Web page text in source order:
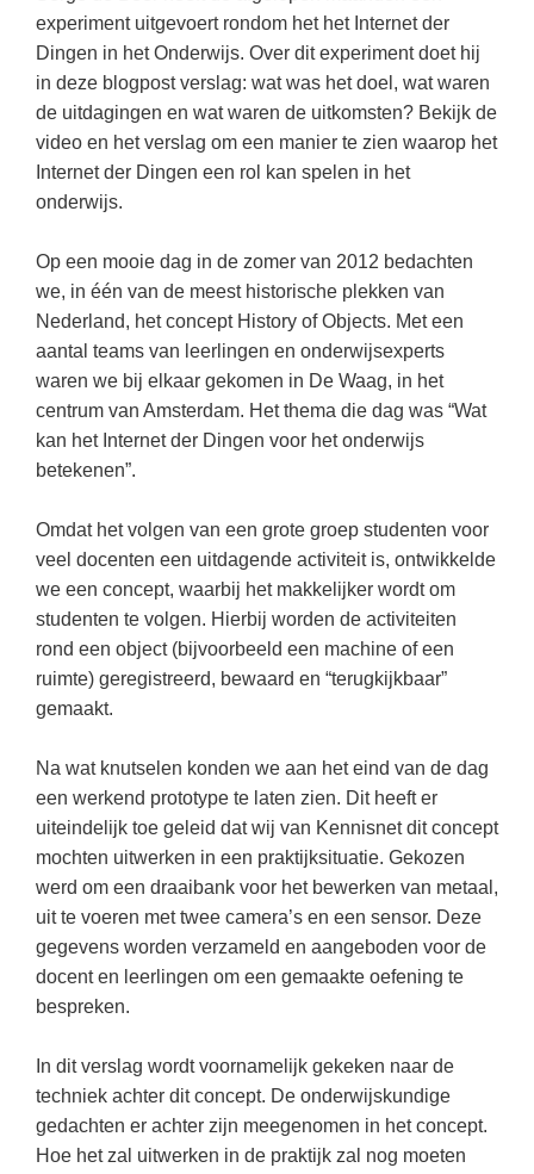
Digitaal onderwijs
Cito toets
Eindexamens
iPad scholen
NIEUWSARCHIEF
Augustus 2026
Juli 2026
Mei 2026
April 2026
Lespakket ‘Circulaire Economie - van
verpakking tot nieuwe grondstof’
Gastles Zeebenen in de klas
Cursus Leer het heelal begrijpen
Van verdunningscalculator tot
practicumvoorbereiding: gratis online
DGM in de klas
Techniek(28)
Open vacature
Engels(24)
Duits
Lichamelijke opvoeding (19)
Economie(17)
VACATURES PER PLAATS
Amsterdam(66)
Rotterdam (64)
Almere
Den Haag(40)
Dordrecht
Zoetermeer(18)
Eindhoven(17)
Alkmaar(16)
Kerst kleurplaten
PUZZELS
Woordpuzzels
Kruiswoordpuzzels
LEUK IN DE KLAS
Rebussen
Biologie
Burgerschap
Ckv
Duits
Economie
Engels
Filosofie
Frans
Fries (Frysk)
Geschiedenis
Handelswetenschappen
Klassieke Talen
Letterkunde
Levensbeschouwing
Maatschappijleer
Natuurkunde
Nederlands
Rekenen / Wiskunde
Sociale vaardigheden
Techniek
Topografie
Verkeer
Boek: Kleine werelden van het zonnestelsel
Leren met klassieke muziek
Lasermachine voor het onderwijs
Lasergraaf
Onderwijs opleidingen
Ontdek Memo voor de onderbouw zelf!
Maak uw leerlingen mediawijs!
Rekentuin: altijd en overal rekenen oefenen
op je eigen niveau
Taalzee: adaptief oefenen en toetsen
Theater als middel voor het aanleren van
sociale vaardigheden
(hersen)onderzoek
Meesterbaan onderwijsvacatures
LEERMETHODEN
Biologie
Geschiedenis
Media
Nederlands
Rekenen
Sociale vaardigheden
Taalvaardigheden
LESMATERIAAL
experiment uitgevoert rondom het het Internet der
Dingen in het Onderwijs. Over dit experiment doet hij
in deze blogpost verslag: wat was het doel, wat waren
de uitdagingen en wat waren de uitkomsten? Bekijk de
video en het verslag om een manier te zien waarop het
Internet der Dingen een rol kan spelen in het
onderwijs.
Op een mooie dag in de zomer van 2012 bedachten
we, in één van de meest historische plekken van
Nederland, het concept History of Objects. Met een
aantal teams van leerlingen en onderwijsexperts
waren we bij elkaar gekomen in De Waag, in het
centrum van Amsterdam. Het thema die dag was “Wat
kan het Internet der Dingen voor het onderwijs
betekenen”.
Omdat het volgen van een grote groep studenten voor
veel docenten een uitdagende activiteit is, ontwikkelde
we een concept, waarbij het makkelijker wordt om
studenten te volgen. Hierbij worden de activiteiten
rond een object (bijvoorbeeld een machine of een
ruimte) geregistreerd, bewaard en “terugkijkbaar”
gemaakt.
Na wat knutselen konden we aan het eind van de dag
een werkend prototype te laten zien. Dit heeft er
uiteindelijk toe geleid dat wij van Kennisnet dit concept
mochten uitwerken in een praktijksituatie. Gekozen
werd om een draaibank voor het bewerken van metaal,
uit te voeren met twee camera’s en een sensor. Deze
gegevens worden verzameld en aangeboden voor de
docent en leerlingen om een gemaakte oefening te
bespreken.
In dit verslag wordt voornamelijk gekeken naar de
techniek achter dit concept. De onderwijskundige
gedachten er achter zijn meegenomen in het concept.
Hoe het zal uitwerken in de praktijk zal nog moeten